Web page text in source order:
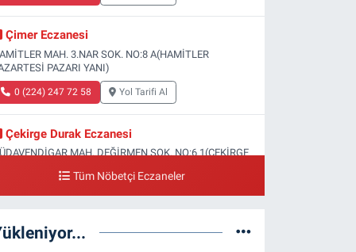
Çimer Eczanesi
MAH. 3.NAR SOK. NO:8 A(HAMİTLER
PAZARI YANI)
0 (224) 247 72 58 Yol Tarifi Al
Çekirge Durak Eczanesi
MAH. DEĞİRMEN SOK. NO:6 1(ÇEKİRGE
Engin Eczanesi
Tüm Nöbetçi Eczaneler